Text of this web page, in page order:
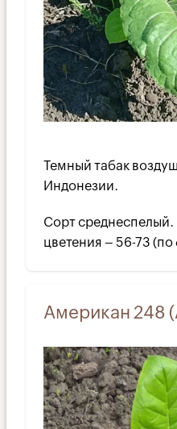
Темный табак
Индонезии.
Сорт среднеспелый.
цветения – 56-73
Американ 248